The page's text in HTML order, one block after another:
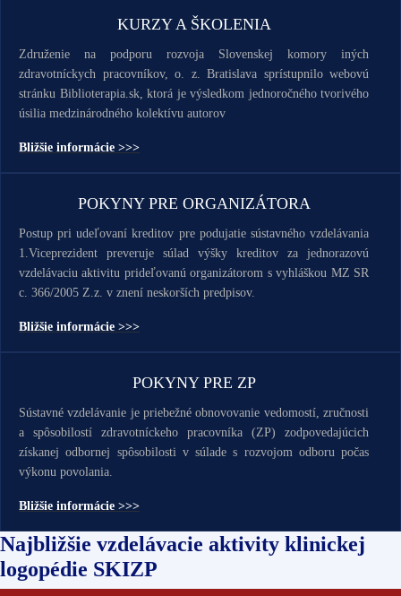
KURZY A ŠKOLENIA
Združenie na podporu rozvoja Slovenskej komory iných
zdravotníckych pracovníkov, o. z. Bratislava sprístupnilo webovú
stránku Biblioterapia.sk, ktorá je výsledkom jednoročného tvorivého
úsilia medzinárodného kolektívu autorov
Bližšie informácie >>>
POKYNY PRE ORGANIZÁTORA
Postup pri udeľovaní kreditov pre podujatie sústavného vzdelávania
1.Viceprezident preveruje súlad výšky kreditov za jednorazovú
vzdelávaciu aktivitu prideľovanú organizátorom s vyhláškou MZ SR
c. 366/2005 Z.z. v znení neskorších predpisov.
Bližšie informácie >>>
POKYNY PRE ZP
Sústavné vzdelávanie je priebežné obnovovanie vedomostí, zručnosti
a spôsobilostí zdravotníckeho pracovníka (ZP) zodpovedajúcich
získanej odbornej spôsobilosti v súlade s rozvojom odboru počas
výkonu povolania.
Bližšie informácie >>>
Najbližšie vzdelávacie aktivity klinickej
logopédie SKIZP